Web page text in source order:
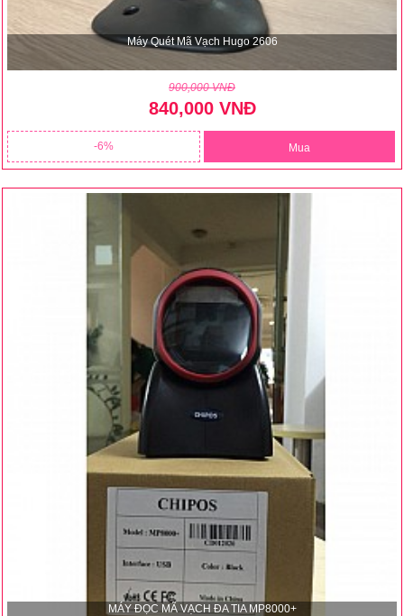
Máy Quét Mã Vạch Hugo 2606
900,000 VNĐ
840,000 VNĐ
6 Mua
MÁY ĐỌC MÃ VẠCH ĐA TIA MP8000+